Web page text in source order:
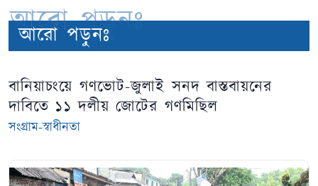
আরো পড়ুনঃ
আরো পড়ুনঃ
বানিয়াচংয়ে গণভোট-জুলাই সনদ বাস্তবায়নের
দাবিতে ১১ দলীয় জোটের গণমিছিল
সংগ্রাম-স্বাধীনতা